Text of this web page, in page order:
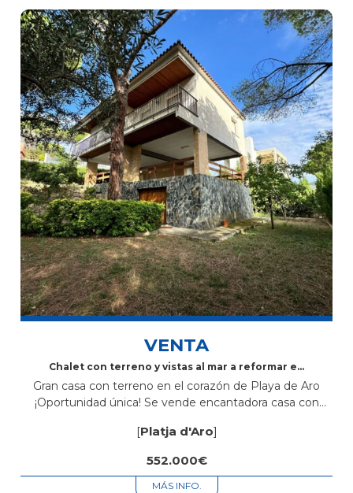
VENTA
Chalet con terreno y vistas al mar a reformar en
Gran casa con terreno en el corazón de Playa de Aro
¡Oportunidad única! Se vende encantadora casa con
[Platja d'Aro]
552.000€
MÁS INFO.